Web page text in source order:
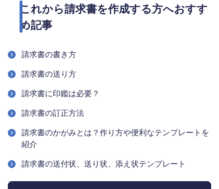
これから請求書を作成する方へおすす
め記事
請求書の書き方
請求書の送り方
請求書に印鑑は必要？
請求書の訂正方法
請求書のかがみとは？作り方や便利なテンプレートを
紹介
請求書の送付状、送り状、添え状テンプレート